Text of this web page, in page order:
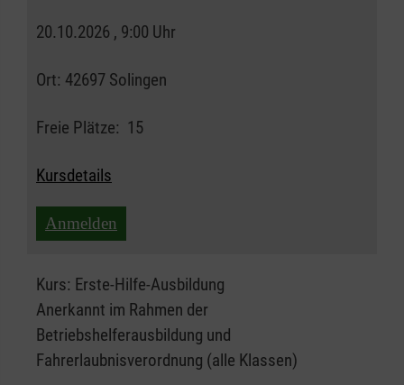
20.10.2026 , 9:00 Uhr
Ort: 42697 Solingen
Freie Plätze: 15
Kursdetails
Anmelden
Kurs: Erste-Hilfe-Ausbildung
Anerkannt im Rahmen der
Betriebshelferausbildung und
Fahrerlaubnisverordnung (alle Klassen)